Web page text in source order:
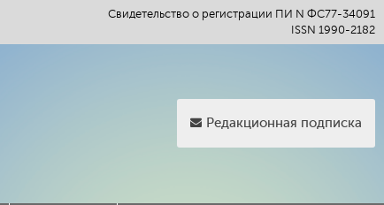
Свидетельство о регистрации ПИ N ФС77-34091
ISSN 1990-2182
Редакционная подписка